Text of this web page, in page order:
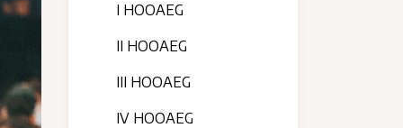
I HOOAEG
II HOOAEG
III HOOAEG
IV HOOAEG